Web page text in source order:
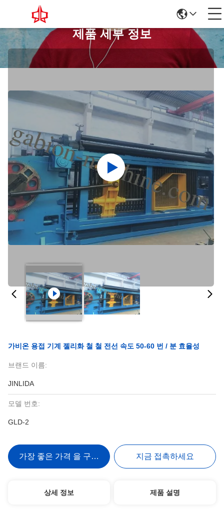
제품 세부 정보
가비온 용접 기계 젤리화 철 철 전선 속도 50-60 번 / 분 효율성
브랜드 이름:
JINLIDA
모델 번호:
GLD-2
가장 좋은 가격 을 구하라 지금 접촉하세요
상세 정보 제품 설명